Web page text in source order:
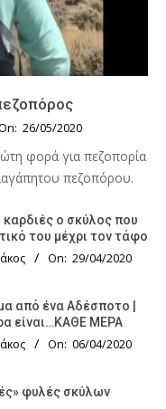
26/05/2020
φορά για πεζοπορία
πεζοπόρου.
καρδιές ο σκύλος που
του μέχρι τον τάφο
On: 29/04/2020
από ένα Αδέσποτο |
είναι…ΚΑΘΕ ΜΕΡΑ
On: 06/04/2020
φυλές σκύλων